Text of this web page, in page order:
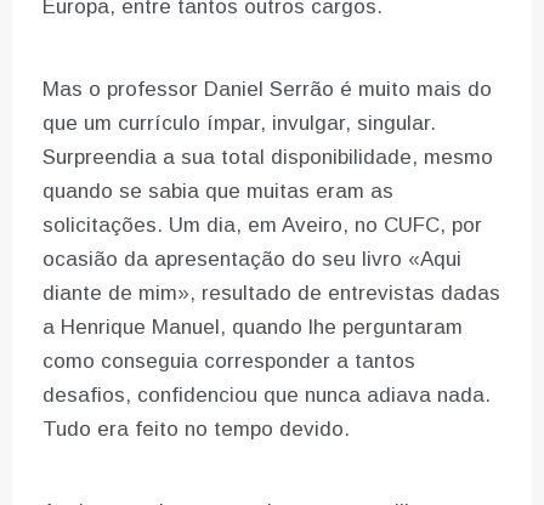
Europa, entre tantos outros cargos.
Mas o professor Daniel Serrão é muito mais do
que um currículo ímpar, invulgar, singular.
Surpreendia a sua total disponibilidade, mesmo
quando se sabia que muitas eram as
solicitações. Um dia, em Aveiro, no CUFC, por
ocasião da apresentação do seu livro «Aqui
diante de mim», resultado de entrevistas dadas
a Henrique Manuel, quando lhe perguntaram
como conseguia corresponder a tantos
desafios, confidenciou que nunca adiava nada.
Tudo era feito no tempo devido.